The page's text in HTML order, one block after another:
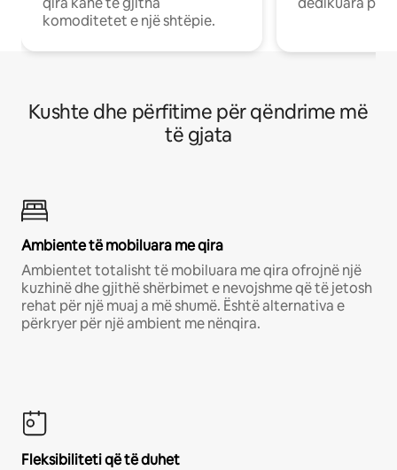
komoditetet e një shtëpie.
Kushte dhe përfitime për qëndrime më
të gjata
Ambiente të mobiluara me qira
Ambientet totalisht të mobiluara me qira ofrojnë një
kuzhinë dhe gjithë shërbimet e nevojshme që të jetosh
rehat për një muaj a më shumë. Është alternativa e
përkryer për një ambient me nënqira.
Fleksibiliteti që të duhet